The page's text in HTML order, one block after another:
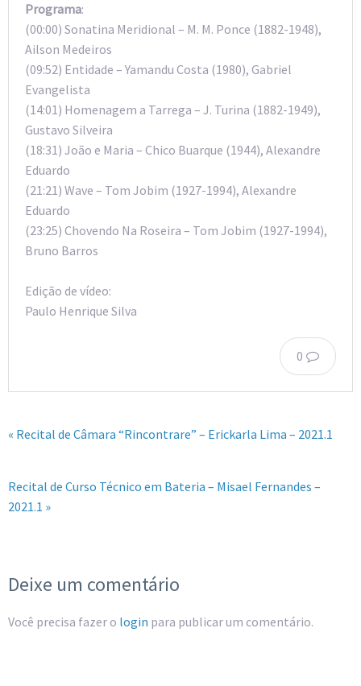
Programa:
(00:00) Sonatina Meridional – M. M. Ponce (1882-1948),
Ailson Medeiros
(09:52) Entidade – Yamandu Costa (1980), Gabriel
Evangelista
(14:01) Homenagem a Tarrega – J. Turina (1882-1949),
Gustavo Silveira
(18:31) João e Maria – Chico Buarque (1944), Alexandre
Eduardo
(21:21) Wave – Tom Jobim (1927-1994), Alexandre
Eduardo
(23:25) Chovendo Na Roseira – Tom Jobim (1927-1994),
Bruno Barros
Edição de vídeo:
Paulo Henrique Silva
0
« Recital de Câmara “Rincontrare” – Erickarla Lima – 2021.1
Recital de Curso Técnico em Bateria – Misael Fernandes –
2021.1 »
Deixe um comentário
Você precisa fazer o login para publicar um comentário.